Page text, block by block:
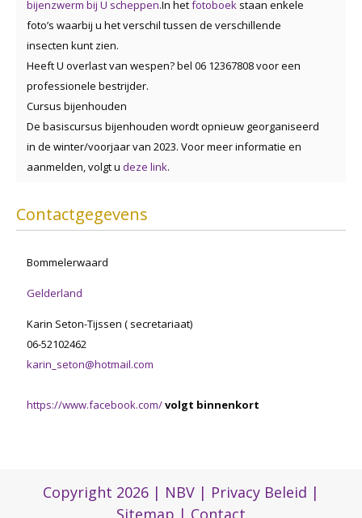
bijenzwerm bij U scheppen.In hetfotoboek staan enkele
foto’s waarbij u het verschil tussen de verschillende
insecten kunt zien.
Heeft U overlast van wespen? bel 06 12367808 voor een
professionele bestrijder.
Cursus bijenhouden
De basiscursus bijenhouden wordt opnieuw georganiseerd
in de winter/voorjaar van 2023. Voor meer informatie en
aanmelden, volgt u deze link.
Contactgegevens
Bommelerwaard
Gelderland
Karin Seton-Tijssen ( secretariaat)
06-52102462
karin_seton@hotmail.com
https://www.facebook.com/volgt binnenkort
Copyright 2026 | NBV | Privacy Beleid |
Sitemap | Contact